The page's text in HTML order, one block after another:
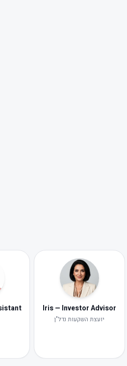
Iris — Investor Advisor
יועצת השקעות נדל"ן